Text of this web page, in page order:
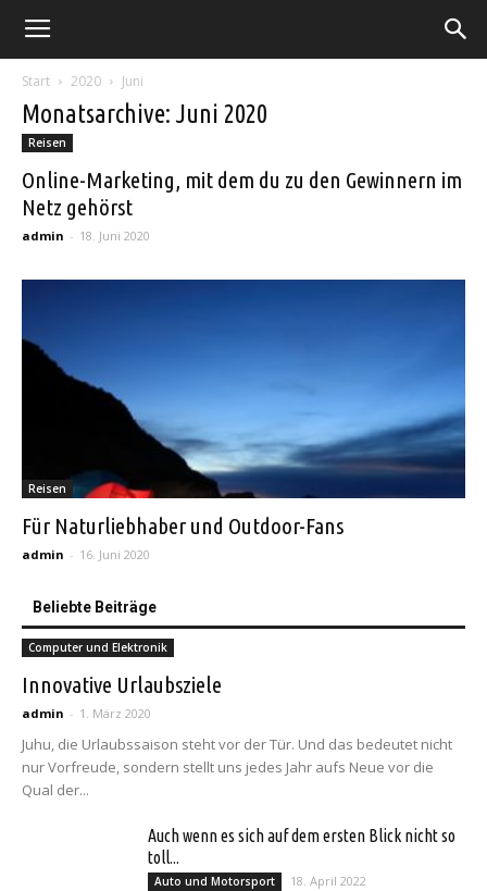
Natural
Start 2020 Juni
Monatsarchive: Juni 2020
Reisen
Online-Marketing, mit dem du zu den Gewinnern im
Netz gehörst
admin - 18. Juni 2020
Reisen
Für Naturliebhaber und Outdoor-Fans
admin - 16. Juni 2020
Beliebte Beiträge
Computer und Elektronik
Innovative Urlaubsziele
admin - 1. März 2020
Juhu, die Urlaubssaison steht vor der Tür. Und das bedeutet nicht
nur Vorfreude, sondern stellt uns jedes Jahr aufs Neue vor die
Qual der...
Auch wenn es sich auf dem ersten Blick nicht so
toll...
Auto und Motorsport 18. April 2022